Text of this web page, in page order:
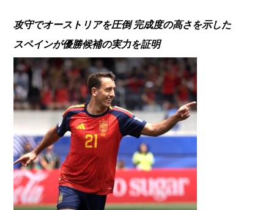
攻守でオーストリアを圧倒 完成度の高さを示した
スペインが優勝候補の実力を証明